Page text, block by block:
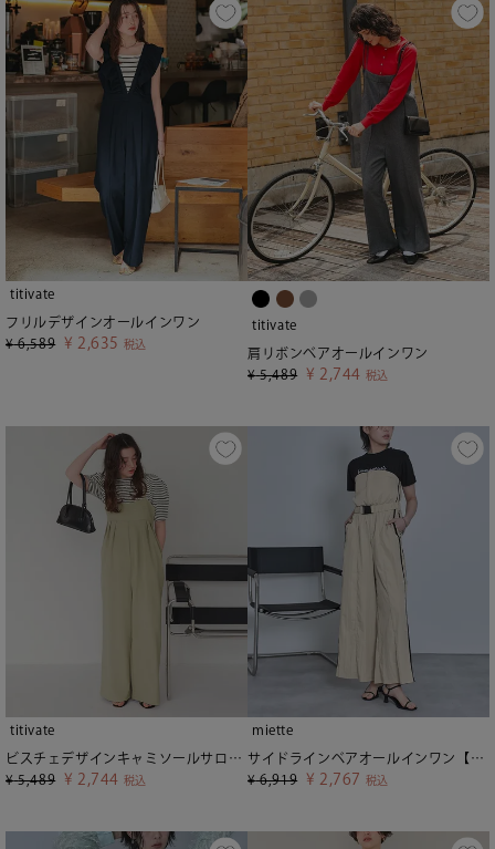
titivate
フリルデザインオールインワン
¥ 6,589 ¥ 2,635 税込
titivate
肩リボンベアオールインワン
¥ 5,489 ¥ 2,744 税込
titivate
ビスチェデザインキャミソールサロペット
¥ 5,489 ¥ 2,744 税込
miette
サイドラインベアオールインワン【miette ミエット】
¥ 6,919 ¥ 2,767 税込